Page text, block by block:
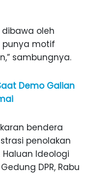
dibawa oleh
punya motif
sambungnya.
Demo Galian
bendera
penolakan
Ideologi
DPR, Rabu